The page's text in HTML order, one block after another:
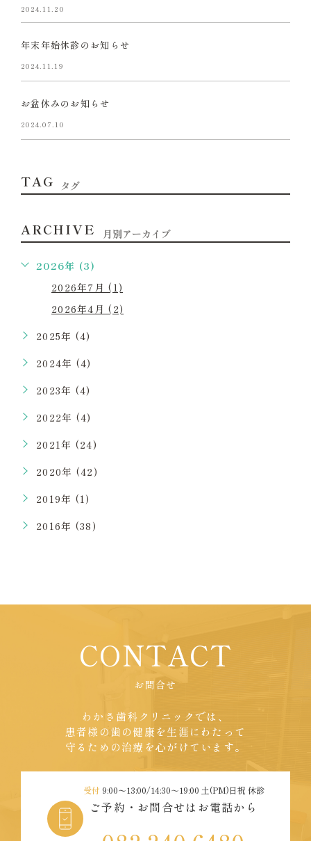
2024.11.20
年末年始休診のお知らせ
2024.11.19
お盆休みのお知らせ
2024.07.10
TAG タグ
ARCHIVE 月別アーカイブ
2026年 (3)
2026年7月 (1)
2026年4月 (2)
2025年 (4)
2024年 (4)
2023年 (4)
2022年 (4)
2021年 (24)
2020年 (42)
2019年 (1)
2016年 (38)
CONTACT
お問合せ
わかさ歯科クリニックでは、
患者様の歯の健康を生涯にわたって
守るための治療を心がけています。
受付 9:00〜13:00/14:30～19:00 土(PM)日祝 休診
ご予約・お問合せはお電話から